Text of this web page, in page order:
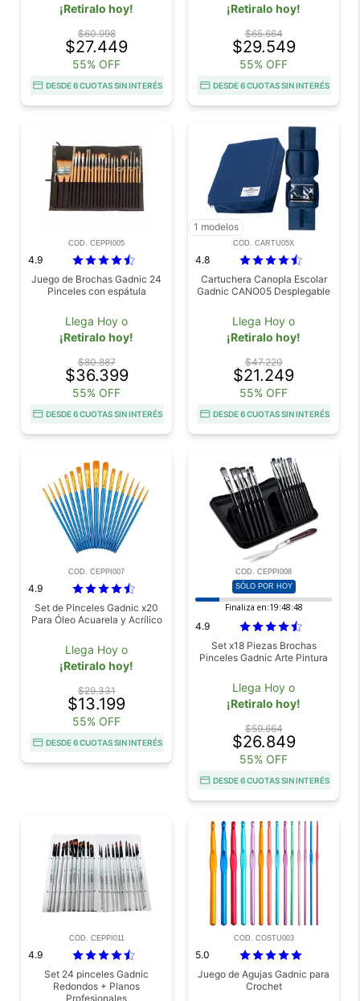
¡Retiralo hoy!
$60.998
$27.449
55% OFF
DESDE 6 CUOTAS SIN INTERÉS
¡Retiralo hoy!
$65.664
$29.549
55% OFF
DESDE 6 CUOTAS SIN INTERÉS
COD. CEPPI005
4.9
Juego de Brochas Gadnic 24
Pinceles con espátula
Llega Hoy o
¡Retiralo hoy!
$80.887
$36.399
55% OFF
DESDE 6 CUOTAS SIN INTERÉS
1 modelos
COD. CARTU05X
4.8
Cartuchera Canopla Escolar
Gadnic CANO05 Desplegable
Llega Hoy o
¡Retiralo hoy!
$47.220
$21.249
55% OFF
DESDE 6 CUOTAS SIN INTERÉS
COD. CEPPI007
4.9
Set de Pinceles Gadnic x20
Para Óleo Acuarela y Acrílico
Llega Hoy o
¡Retiralo hoy!
$29.331
$13.199
55% OFF
DESDE 6 CUOTAS SIN INTERÉS
COD. CEPPI008
SÓLO POR HOY
Finaliza en:19:48:48
4.9
Set x18 Piezas Brochas
Pinceles Gadnic Arte Pintura
Llega Hoy o
¡Retiralo hoy!
$59.664
$26.849
55% OFF
DESDE 6 CUOTAS SIN INTERÉS
COD. CEPPI011
4.9
Set 24 pinceles Gadnic
Redondos + Planos
Profesionales
COD. COSTU003
5.0
Juego de Agujas Gadnic para
Crochet